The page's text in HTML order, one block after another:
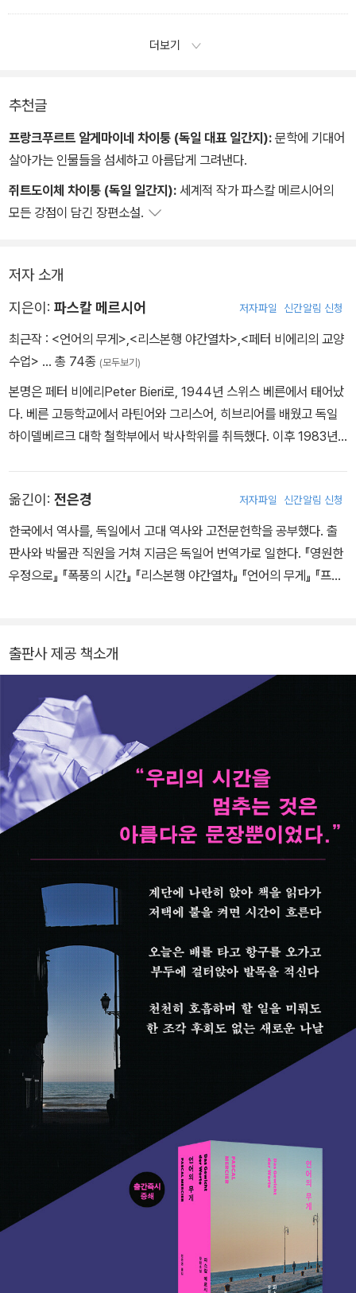
한 것은 내가 제일 즐겁게 하고 가장 잘할 수 있는 일, 즉 올바른 언어
이기도 하고, 중국어도 배우기 시작했지. 하지만 언제나 다시, 특히 밤
오늘이 마지막 날이라고 해도 언어와 함께 보내리라는 생각에 잠길
때가 많았네.˝
더보기
추천글
프랑크푸르트 알게마이네 차이퉁 (독일 대표 일간지): 문학에 기대어
살아가는 인물들을 섬세하고 아름답게 그려낸다.
쥐트도이체 차이퉁 (독일 일간지): 세계적 작가 파스칼 메르시어의
모든 강점이 담긴 장편소설.
저자 소개
지은이: 파스칼 메르시어 저자파일 신간알림 신청
최근작 : <언어의 무게> <리스본행 야간열차> <페터 비에리의 교양
수업> … 총 74종 (모두보기)
본명은 페터 비에리Peter Bieri로, 1944년 스위스 베른에서 태어났
다. 베른 고등학교에서 라틴어와 그리스어, 히브리어를 배웠고 독일
하이델베르크 대학 철학부에서 박사학위를 취득했다. 이후 1983년
가 지배하는 대학에 회의를 느껴 은퇴를 결정했다. 2014년 독일 최
고의 철학 에세이에 수여하는 트락타투스상을 받은 《삶의 격》을 비롯
해 《자기 결정》 《자유의 기술》 등 철학서를 저술하는 한편, 1995년
부터 파스칼 메르시어라는 필명으로 섬세한 사유가 돋보이는 소설을
다. 2020년 현지 출간한 《언어의 무게》는 13년 만에 선보인 장편소
설로 유럽 문학계의 뜨거운 관심을 불러왔다. 주인공 사이먼 레이랜
드는 시한부 진단을 받았다가 그것이 오진이었음을 알게 되고, 다시
열린 삶에서 그간의 인연을 돌아본다. 번역가를 꿈꾸게 한 삼촌과 출
판사를 운영한 아내, 그곳에서 만난 수많은 작가와 번역가, 출판인….
《언어의 무게》는 이들의 삶을 세밀한 필치로 그려내며 언어와 문학이
인간에게 어떤 의미까지 지닐 수 있는가를 통찰한다. 일반적 소설 형
식을 뛰어넘는 깊은 사색, 문학에 기대 살아가는 인물들의 극적인 플
롯과 유럽의 낭만적 풍경. 《언어의 무게》는 ‘파스칼 메르시어를 세계
적 작가로 만든 모든 강점이 담겼다’는 평단의 극찬을 받고 〈슈피겔〉
연간 베스트셀러에 오르는 등, 급변하는 세상에서도 문학을 사랑하는
이들의 마음을 그러안는 장중한 서사로 문학의 건재함을 앞장서 증명
하고 있다.
옮긴이: 전은경 저자파일 신간알림 신청
한국에서 역사를, 독일에서 고대 역사와 고전문헌학을 공부했다. 출
판사와 박물관 직원을 거쳐 지금은 독일어 번역가로 일한다. 『영원한
우정으로』 『폭풍의 시간』 『리스본행 야간열차』 『언어의 무게』 『프랭
출판사 제공 책소개